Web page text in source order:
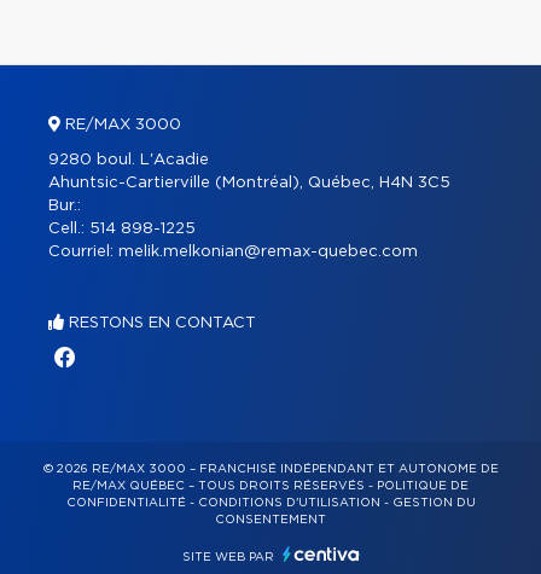
RE/MAX 3000
9280 boul. L'Acadie
Ahuntsic-Cartierville (Montréal), Québec, H4N 3C5
Bur.:
Cell.: 514 898-1225
Courriel: melik.melkonian@remax-quebec.com
RESTONS EN CONTACT
© 2026 RE/MAX 3000 – FRANCHISÉ INDÉPENDANT ET AUTONOME DE
RE/MAX QUÉBEC – TOUS DROITS RÉSERVÉS - POLITIQUE DE
CONFIDENTIALITÉ- CONDITIONS D'UTILISATION - GESTION DU
CONSENTEMENT
SITE WEB PAR